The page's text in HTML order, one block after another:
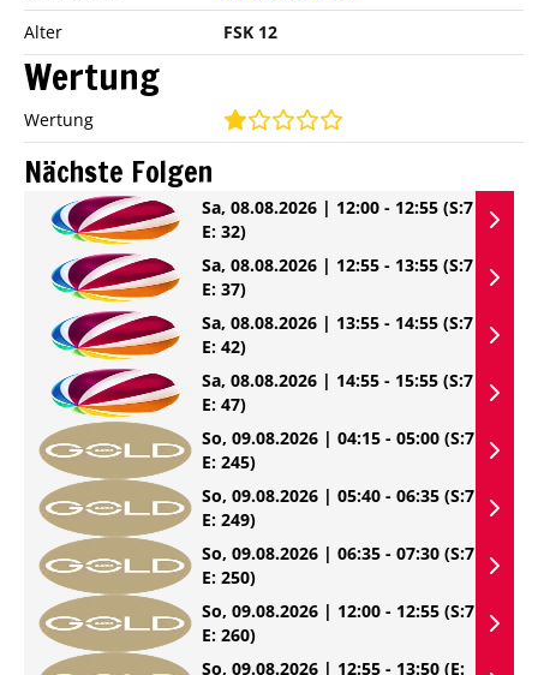
Alter
FSK 12
Wertung
Wertung
Nächste Folgen
Sa, 08.08.2026 | 12:00 - 12:55 (S:7
E: 32)
Sa, 08.08.2026 | 12:55 - 13:55 (S:7
E: 37)
Sa, 08.08.2026 | 13:55 - 14:55 (S:7
E: 42)
Sa, 08.08.2026 | 14:55 - 15:55 (S:7
E: 47)
So, 09.08.2026 | 04:15 - 05:00 (S:7
E: 245)
So, 09.08.2026 | 05:40 - 06:35 (S:7
E: 249)
So, 09.08.2026 | 06:35 - 07:30 (S:7
E: 250)
So, 09.08.2026 | 12:00 - 12:55 (S:7
E: 260)
So, 09.08.2026 | 12:55 - 13:50 (E: